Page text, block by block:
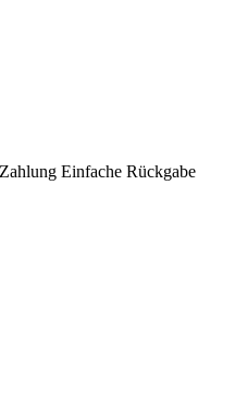
Einfache Rückgabe